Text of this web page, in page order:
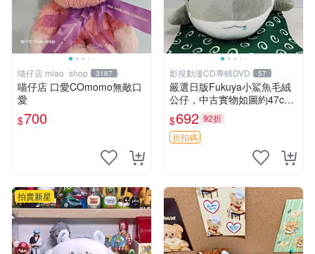
喵仔店 miao_shop 3167
喵仔店 口愛COmomo無敵口
愛
$700
影視動漫CD專輯DVD 57
嚴選日版Fukuya小鯊魚毛絨
公仔，中古實物如圖約47c
m，紙箱包裝嚴密確保安全送
達。 小鯊魚 毛絨公仔 中古玩
偶
$692 92折
折扣碼
拍賣新星